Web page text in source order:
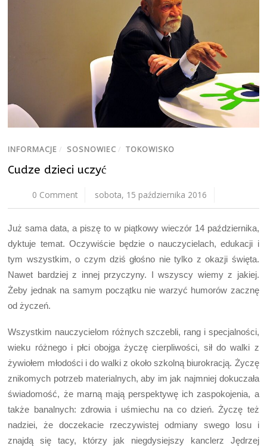
INFORMACJE / SOSNOWIEC / TOKOWISKO
Cudze dzieci uczyć
0 Comment sobota, 15 października 2016
Już sama data, a piszę to w piątkowy wieczór 14 października,
dyktuje temat. Oczywiście będzie o nauczycielach, edukacji i
tym wszystkim, o czym dziś głośno nie tylko z okazji święta.
Nawet bardziej z innej przyczyny. I wszyscy wiemy z jakiej.
Żeby jednak na samym początku nie warzyć humorów zacznę
od życzeń.
Wszystkim nauczycielom różnych szczebli, rang i specjalności,
wieku różnego i płci obojga życzę cierpliwości, sił do walki z
żywiołem młodości i do walki z około szkolną biurokracją. Życzę
znikomych potrzeb materialnych, aby im jak najmniej dokuczała
świadomość, że marną mają perspektywę ich zaspokojenia, a
także banalnych: zdrowia i uśmiechu na co dzień. Życzę też
nadziei, że doczekacie rzeczywistej odmiany swego losu i
znajdą się tacy, którzy jak niegdysiejszy kanclerz Jędrzej